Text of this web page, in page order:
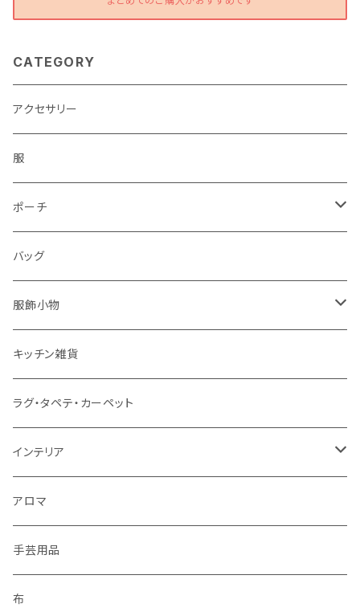
CATEGORY
アクセサリー
服
ポーチ
パソコンケース
バッグ
服飾小物
ストール
ベルト
キーホルダー
手袋
キッチン雑貨
ラグ・タペテ・カーペット
インテリア
クッションカバー
アロマ
手芸用品
布